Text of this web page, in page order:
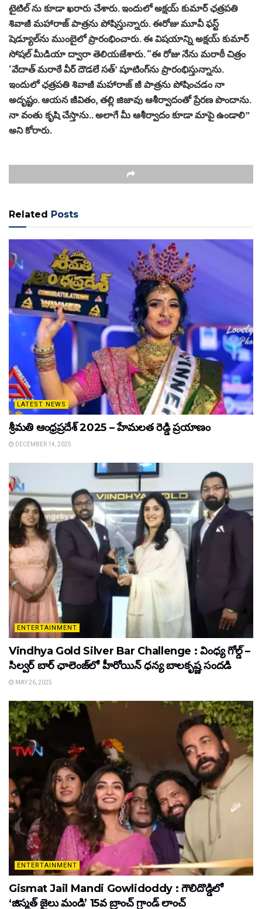
టైటిల్ ను కూడా ఖరారు చేశారు. ఇందులో అక్షయ్ కుమార్ ఛత్రపతి
శివాజీ మహారాజ్ పాత్రను పోషిస్తున్నారు. ఈరోజు మూవీ ఫస్ట్
షెడ్యూల్‌ను ముంబైలో ప్రారంభించారు. ఈ విషయాన్ని అక్షయ్ కుమార్
సోషల్ మీడియా ద్వారా తెలియజేశారు. “ఈ రోజు నేను మరాఠీ చిత్రం
‘వేదాత్ మరాఠే వీర్ దౌడలే సత్’ షూటింగ్‌ను ప్రారంభిస్తున్నాను.
ఇందులో ఛత్రపతి శివాజీ మహారాజ్ జీ పాత్రను పోషించడం నా
అదృష్టం. ఆయన జీవితం, తల్లి జిజావు ఆశీర్వాదంతో ప్రేరణ పొందాను.
నా వంతు కృషి చేస్తాను.. అలాగే మీ ఆశీర్వాదం కూడా మాపై ఉండాలి”
అని కోరారు.
Related Posts
LATEST NEWS
శ్రీమతి ఆంధ్రప్రదేశ్ 2025 – హేమలత రెడ్డి ప్రయాణం
DECEMBER 14, 2025
ENTERTAINMENT
Vindhya Gold Silver Bar Challenge : వింధ్య గోల్డ్ –
సిల్వర్ బార్ ఛాలెంజ్‌లో హీరోయిన్ ధ‌న్య బాల‌కృష్ణ‌ సందడి
MAY 26, 2025
ENTERTAINMENT
Gismat Jail Mandi Gowlidoddy : గౌలిదొడ్డిలో
‘జిస్మత్ జైలు మండి’ 15వ బ్రాంచ్ గ్రాండ్ లాంచ్